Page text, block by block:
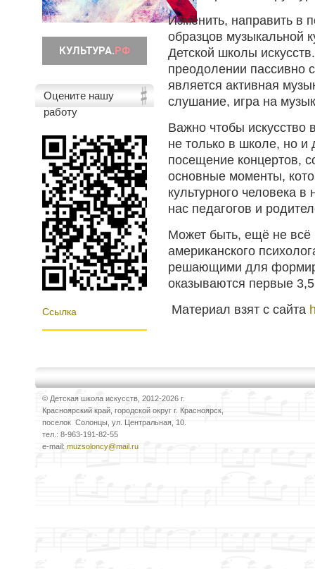
Оцените нашу
работу
Ссылка
Изменить, направить в
образцов музыкальной
Детской школы
преодолении пассивно
является активная
слушание, игра на
Важно чтобы
не только в школе, но
посещение концертов,
основные моменты,
культурного человека
нас педагогов и
Может быть, ещё не всё
американского
решающими для
оказываются первые
Материал взят с сайта
© Детская школа искусств, 2012-2026 г.
Красноярский край, городской округ г. Красноярск,
поселок Солонцы, ул. Центральная, 10.
тел.: 8-963-191-82-55
e-mail: muzsoloncy@mail.ru